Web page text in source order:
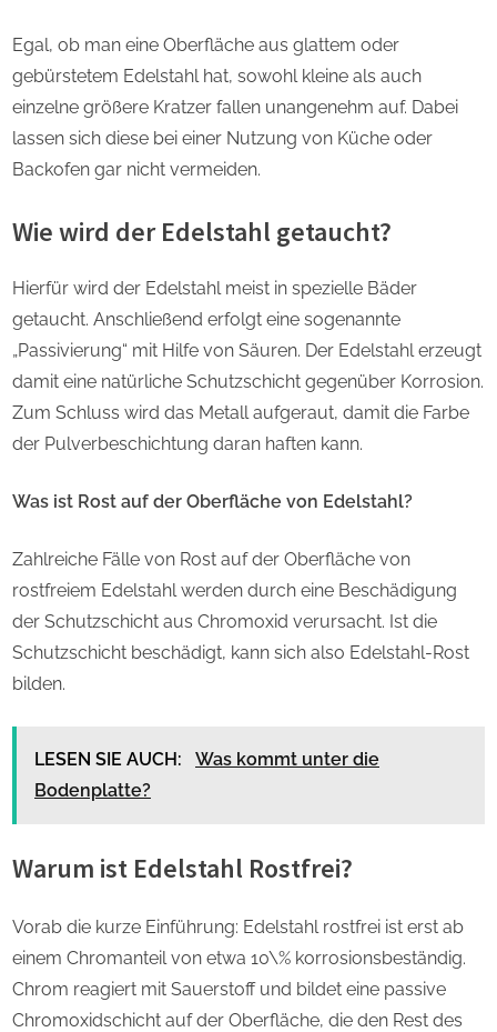
Egal, ob man eine Oberfläche aus glattem oder
gebürstetem Edelstahl hat, sowohl kleine als auch
einzelne größere Kratzer fallen unangenehm auf. Dabei
lassen sich diese bei einer Nutzung von Küche oder
Backofen gar nicht vermeiden.
Wie wird der Edelstahl getaucht?
Hierfür wird der Edelstahl meist in spezielle Bäder
getaucht. Anschließend erfolgt eine sogenannte
„Passivierung“ mit Hilfe von Säuren. Der Edelstahl erzeugt
damit eine natürliche Schutzschicht gegenüber Korrosion.
Zum Schluss wird das Metall aufgeraut, damit die Farbe
der Pulverbeschichtung daran haften kann.
Was ist Rost auf der Oberfläche von Edelstahl?
Zahlreiche Fälle von Rost auf der Oberfläche von
rostfreiem Edelstahl werden durch eine Beschädigung
der Schutzschicht aus Chromoxid verursacht. Ist die
Schutzschicht beschädigt, kann sich also Edelstahl-Rost
bilden.
LESEN SIE AUCH:
Was kommt unter die
Bodenplatte?
Warum ist Edelstahl Rostfrei?
Vorab die kurze Einführung: Edelstahl rostfrei ist erst ab
einem Chromanteil von etwa 10\% korrosionsbeständig.
Chrom reagiert mit Sauerstoff und bildet eine passive
Chromoxidschicht auf der Oberfläche, die den Rest des